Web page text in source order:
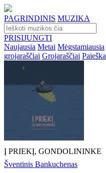
PAGRINDINIS MUZIKA
PRISIJUNGTI
Naujausia Metai Mėgstamiausia
grojaraščiai Grojaraščiai Paieška
Į PRIEKĮ, GONDOLININKE
Šventinis Bankuchenas